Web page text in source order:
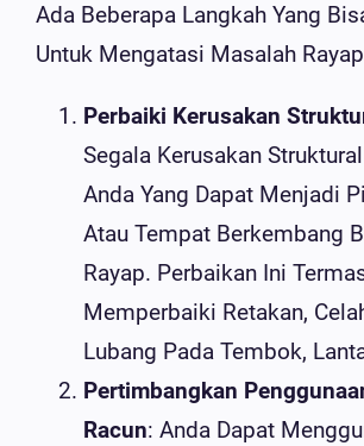
Ada Beberapa Langkah Yang
Untuk Mengatasi Masalah
Perbaiki Kerusakan
Segala Kerusakan
Anda Yang Dapat Menjadi
Atau Tempat Berkembang
Rayap. Perbaikan Ini
Memperbaiki Retakan,
Lubang Pada Tembok,
Pertimbangkan
Racun: Anda Dapat